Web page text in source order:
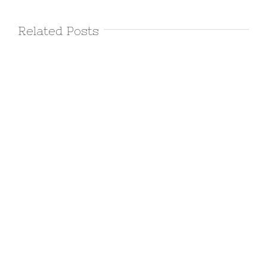
Related Posts